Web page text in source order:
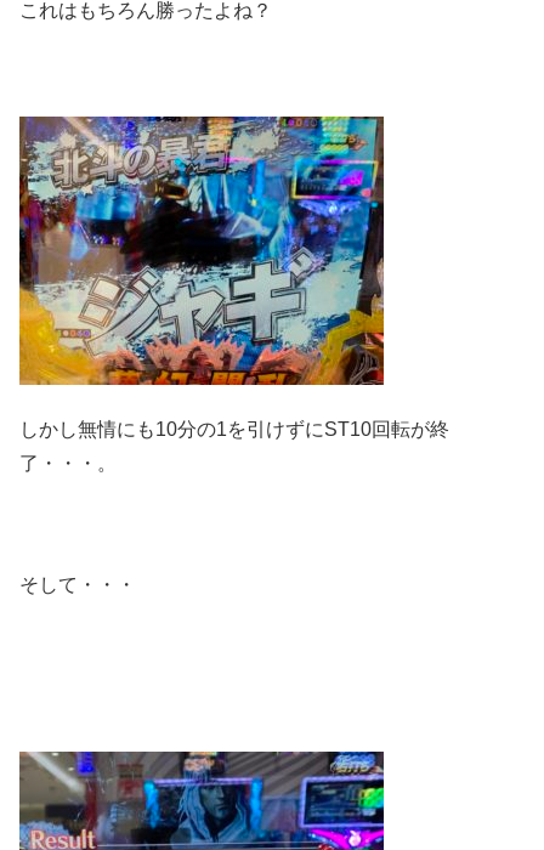
これはもちろん勝ったよね？
しかし無情にも10分の1を引けずにST10回転が終
了・・・。
そして・・・